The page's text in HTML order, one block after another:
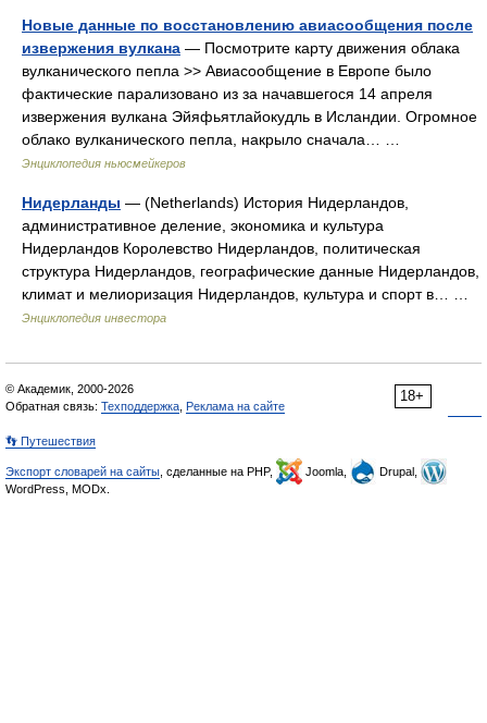
Новые данные по восстановлению авиасообщения после
извержения вулкана — Посмотрите карту движения облака
вулканического пепла >> Авиасообщение в Европе было
фактические парализовано из за начавшегося 14 апреля
извержения вулкана Эйяфьятлайокудль в Исландии. Огромное
облако вулканического пепла, накрыло сначала… …
Энциклопедия ньюсмейкеров
Нидерланды — (Netherlands) История Нидерландов,
административное деление, экономика и культура
Нидерландов Королевство Нидерландов, политическая
структура Нидерландов, географические данные Нидерландов,
климат и мелиоризация Нидерландов, культура и спорт в… …
Энциклопедия инвестора
18+
© Академик, 2000-2026
Обратная связь: Техподдержка Реклама на сайте
👣 Путешествия
Экспорт словарей на сайты , сделанные на PHP, Joomla,
Drupal,
WordPress, MODx.